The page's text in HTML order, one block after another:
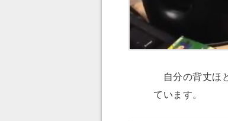
自分の背丈ほ
ています。